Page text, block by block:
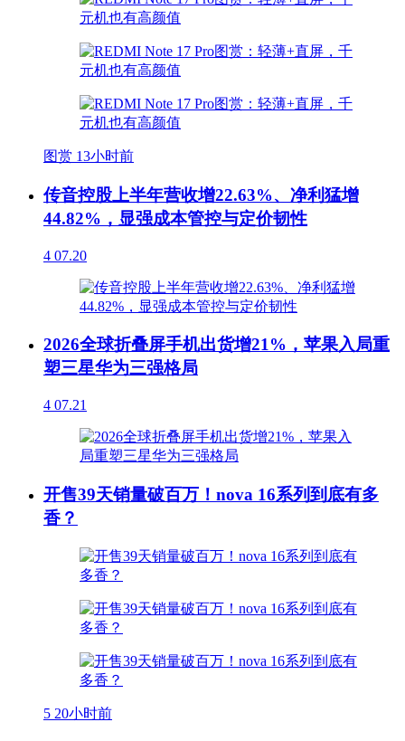
图赏 13小时前
传音控股上半年营收增22.63%、净利猛增
44.82%，显强成本管控与定价韧性
4 07.20
2026全球折叠屏手机出货增21%，苹果入局重
塑三星华为三强格局
4 07.21
开售39天销量破百万！nova 16系列到底有多
香？
5 20小时前